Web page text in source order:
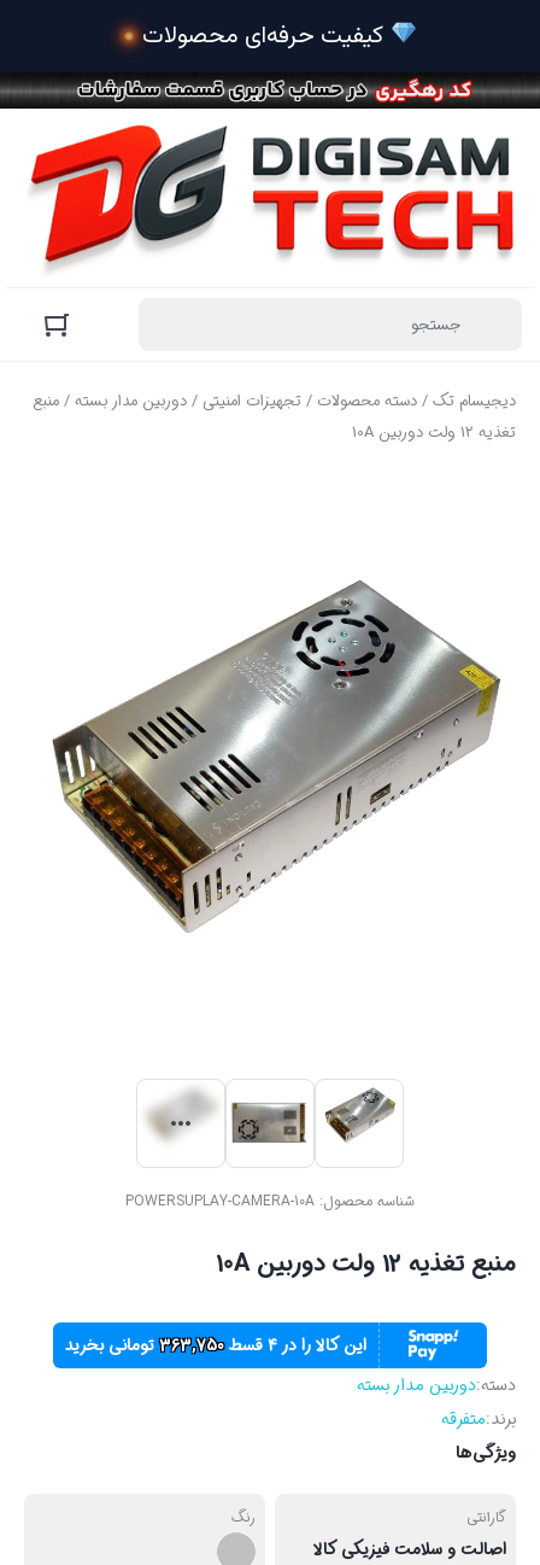
دیجیسام تک/دسته محصولات /تجهیزات امنیتی /دوربین مدار بسته/ منبع
تغذیه 12 ولت دوربین 10A
شناسه محصول: POWERSUPLAY-CAMERA-10A
منبع تغذیه 12 ولت دوربین 10A
این کالا را در ۴ قسط 363,750تومانی بخرید
دسته:دوربین مدار بسته
برند:متفرقه
ویژگی‌ها
گارانتی
اصالت و سلامت فیزیکی کالا
رنگ